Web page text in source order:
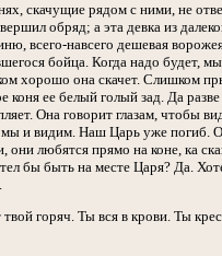
скачущие рядом с ними, не
обряд; а эта девка из
всего-навсего дешевая
бойца. Когда надо будет,
хорошо она скачет. Слишком
коня ее белый голый зад. Да разве
Она говорит глазам, чтобы
и видим. Наш Царь уже погиб.
они любятся прямо на коне, ка
бы быть на месте Царя? Да.
горяч. Ты вся в крови. Ты